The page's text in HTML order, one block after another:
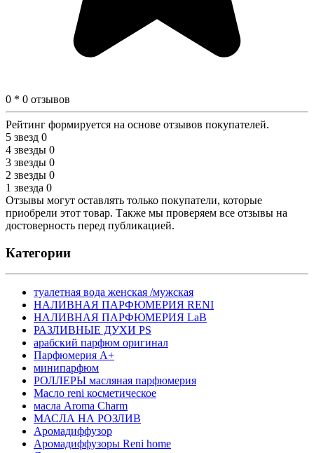
0 * 0 отзывов
Рейтинг формируется на основе отзывов покупателей.
5 звезд 0
4 звезды 0
3 звезды 0
2 звезды 0
1 звезда 0
Отзывы могут оставлять только покупатели, которые
приобрели этот товар. Также мы проверяем все отзывы на
достоверность перед публикацией.
Категории
туалетная вода женская /мужская
НАЛИВНАЯ ПАРФЮМЕРИЯ RENI
НАЛИВНАЯ ПАРФЮМЕРИЯ LaB
РАЗЛИВНЫЕ ДУХИ PS
арабский парфюм оригинал
Парфюмерия А+
минипарфюм
РОЛЛЕРЫ масляная парфюмерия
Масло reni косметическое
масла Aroma Charm
МАСЛА НА РОЗЛИВ
Аромадиффузор
Аромадиффузоры Reni home